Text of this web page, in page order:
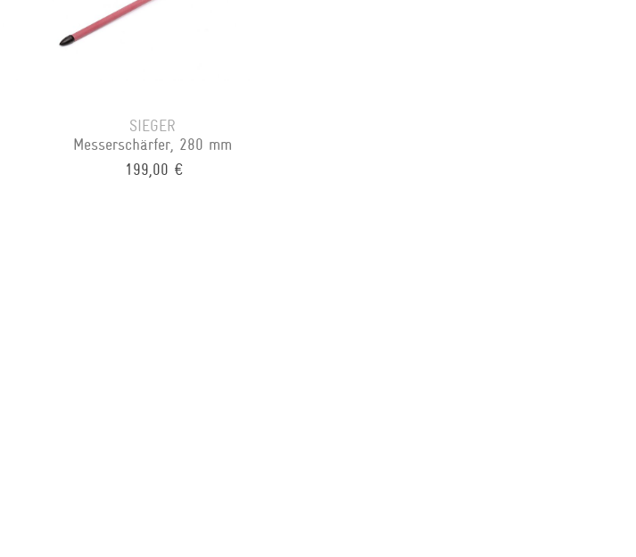
SIEGER
Messerschärfer, 280 mm
199,00 €